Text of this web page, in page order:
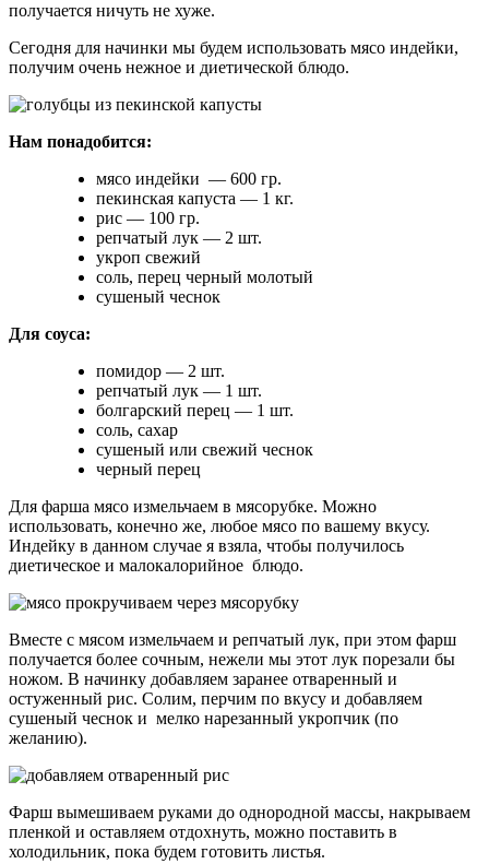
получается ничуть не хуже.
Сегодня для начинки мы будем использовать мясо индейки,
получим очень нежное и диетической блюдо.
Нам понадобится:
мясо индейки — 600 гр.
пекинская капуста — 1 кг.
рис — 100 гр.
репчатый лук — 2 шт.
укроп свежий
соль, перец черный молотый
сушеный чеснок
Для соуса:
помидор — 2 шт.
репчатый лук — 1 шт.
болгарский перец — 1 шт.
соль, сахар
сушеный или свежий чеснок
черный перец
Для фарша мясо измельчаем в мясорубке. Можно
использовать, конечно же, любое мясо по вашему вкусу.
Индейку в данном случае я взяла, чтобы получилось
диетическое и малокалорийное блюдо.
Вместе с мясом измельчаем и репчатый лук, при этом фарш
получается более сочным, нежели мы этот лук порезали бы
ножом. В начинку добавляем заранее отваренный и
остуженный рис. Солим, перчим по вкусу и добавляем
сушеный чеснок и мелко нарезанный укропчик (по
желанию).
Фарш вымешиваем руками до однородной массы, накрываем
пленкой и оставляем отдохнуть, можно поставить в
холодильник, пока будем готовить листья.